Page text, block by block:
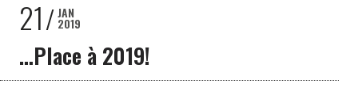
21 JAN
2019
…Place à 2019!